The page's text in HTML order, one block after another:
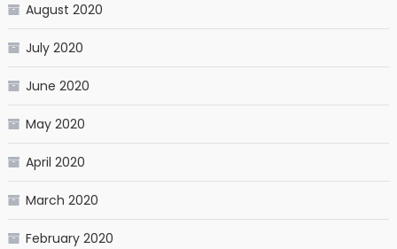
August 2020
July 2020
June 2020
May 2020
April 2020
March 2020
February 2020